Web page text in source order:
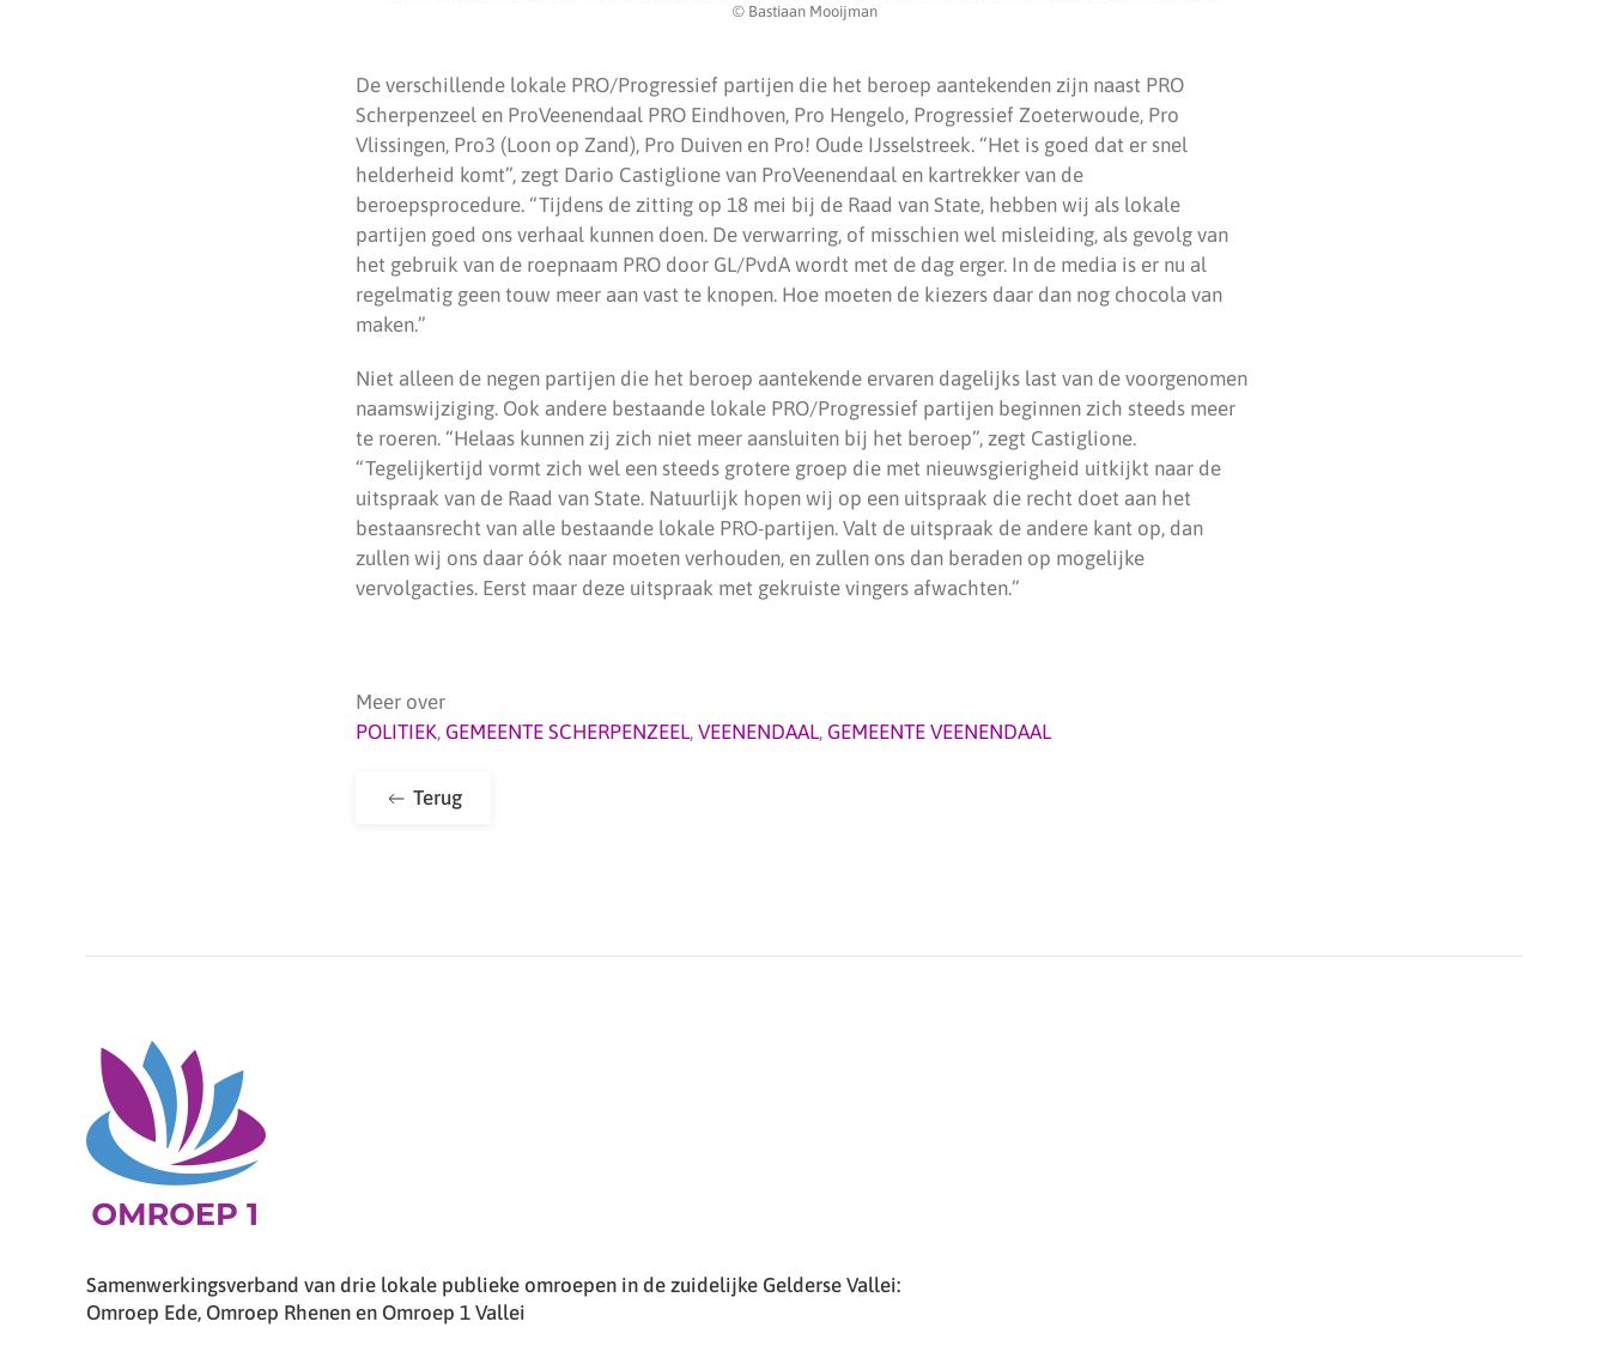
© Bastiaan Mooijman
De verschillende lokale PRO/Progressief partijen die het beroep aantekenden zijn naast PRO
Scherpenzeel en ProVeenendaal PRO Eindhoven, Pro Hengelo, Progressief Zoeterwoude, Pro
Vlissingen, Pro3 (Loon op Zand), Pro Duiven en Pro! Oude IJsselstreek. “Het is goed dat er snel
helderheid komt”, zegt Dario Castiglione van ProVeenendaal en kartrekker van de
beroepsprocedure. “Tijdens de zitting op 18 mei bij de Raad van State, hebben wij als lokale
partijen goed ons verhaal kunnen doen. De verwarring, of misschien wel misleiding, als gevolg van
het gebruik van de roepnaam PRO door GL/PvdA wordt met de dag erger. In de media is er nu al
regelmatig geen touw meer aan vast te knopen. Hoe moeten de kiezers daar dan nog chocola van
maken.”
Niet alleen de negen partijen die het beroep aantekende ervaren dagelijks last van de voorgenomen
naamswijziging. Ook andere bestaande lokale PRO/Progressief partijen beginnen zich steeds meer
te roeren. “Helaas kunnen zij zich niet meer aansluiten bij het beroep”, zegt Castiglione.
“Tegelijkertijd vormt zich wel een steeds grotere groep die met nieuwsgierigheid uitkijkt naar de
uitspraak van de Raad van State. Natuurlijk hopen wij op een uitspraak die recht doet aan het
bestaansrecht van alle bestaande lokale PRO-partijen. Valt de uitspraak de andere kant op, dan
zullen wij ons daar óók naar moeten verhouden, en zullen ons dan beraden op mogelijke
vervolgacties. Eerst maar deze uitspraak met gekruiste vingers afwachten.”
Meer over
POLITIEK, GEMEENTE SCHERPENZEEL, VEENENDAAL, GEMEENTE VEENENDAAL
Terug
Samenwerkingsverband van drie lokale publieke omroepen in de zuidelijke Gelderse Vallei:
Omroep Ede, Omroep Rhenen en Omroep 1 Vallei